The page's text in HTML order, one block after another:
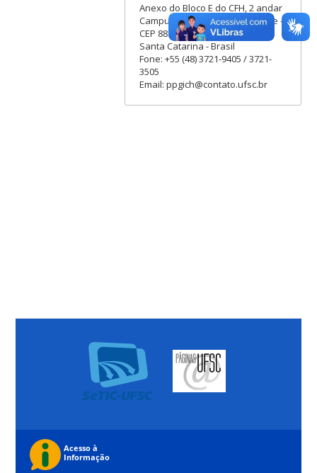
Anexo do Bloco E do CFH, 2 andar
Campus Universitário - Trindade -
CEP 88.040-900 - Florianópolis
Santa Catarina - Brasil
Fone: +55 (48) 3721-9405 / 3721-
3505
Email: ppgich@contato.ufsc.br